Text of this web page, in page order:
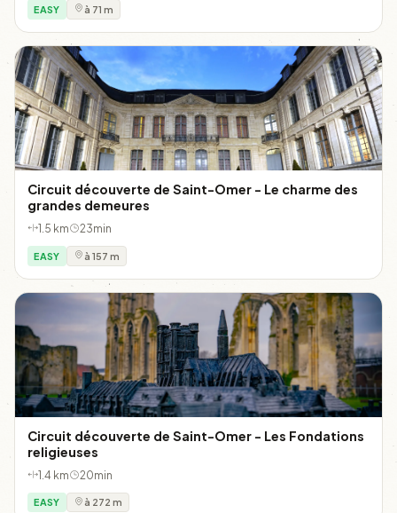
EASY à 71 m
Circuit découverte de Saint-Omer - Le charme des
grandes demeures
1.5 km 23min
EASY à 157 m
Circuit découverte de Saint-Omer - Les Fondations
religieuses
1.4 km 20min
EASY à 272 m